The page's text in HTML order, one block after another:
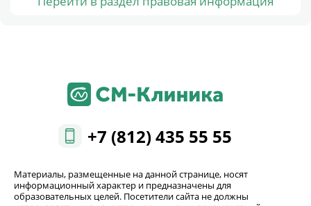
+7 (812) 435 55 55
Материалы, размещенные на данной странице, носят
информационный характер и предназначены для
образовательных целей. Посетители сайта не должны